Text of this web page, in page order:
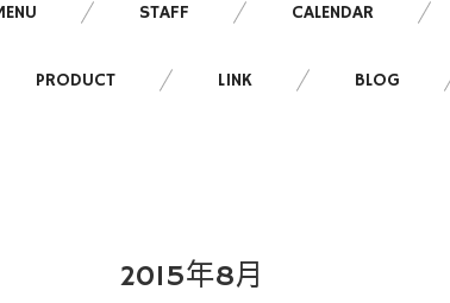
STAFF CALENDAR
PRODUCT LINK BLOG
2015年8月